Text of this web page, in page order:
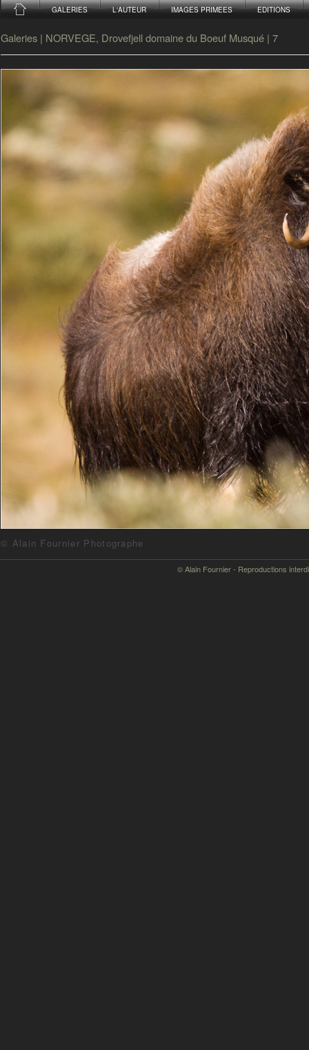
GALERIES L'AUTEUR IMAGES PRIMEES EDITIONS
Galeries | NORVEGE, Drovefjell domaine du Boeuf Musqué | 7
© Alain Fournier Photographe
© Alain Fournier - Reproductions